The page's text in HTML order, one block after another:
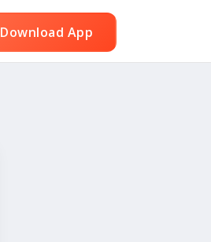
Download App